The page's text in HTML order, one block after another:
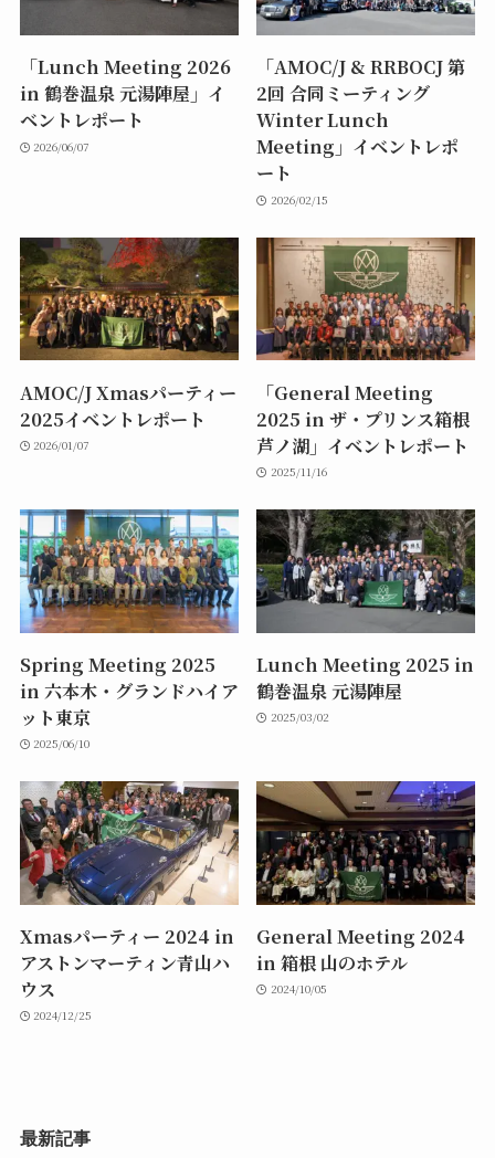
「Lunch Meeting 2026
in 鶴巻温泉 元湯陣屋」イ
ベントレポート
2026/06/07
「AMOC/J & RRBOCJ 第
2回 合同ミーティング
Winter Lunch
Meeting」イベントレポ
ート
2026/02/15
AMOC/J Xmasパーティー
2025イベントレポート
2026/01/07
「General Meeting
2025 in ザ・プリンス箱根
芦ノ湖」イベントレポート
2025/11/16
Spring Meeting 2025
in 六本木・グランドハイア
ット東京
2025/06/10
Lunch Meeting 2025 in
鶴巻温泉 元湯陣屋
2025/03/02
Xmasパーティー 2024 in
アストンマーティン青山ハ
ウス
2024/12/25
General Meeting 2024
in 箱根 山のホテル
2024/10/05
最新記事